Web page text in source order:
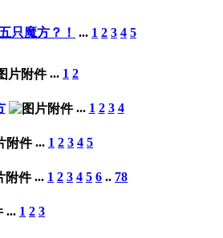
只魔方？！ ... 1 2 3 4 5
... 1 2
... 1 2 3 4
... 1 2 3 4 5
... 1 2 3 4 5 6 .. 78
... 1 2 3